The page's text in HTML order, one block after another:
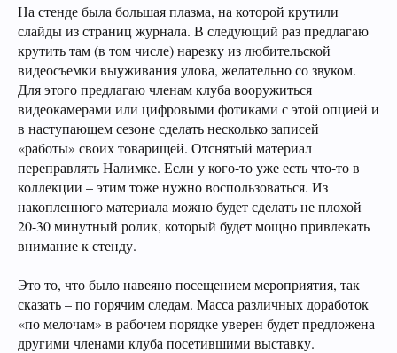
На стенде была большая плазма, на которой крутили
слайды из страниц журнала. В следующий раз предлагаю
крутить там (в том числе) нарезку из любительской
видеосъемки выуживания улова, желательно со звуком.
Для этого предлагаю членам клуба вооружиться
видеокамерами или цифровыми фотиками с этой опцией и
в наступающем сезоне сделать несколько записей
«работы» своих товарищей. Отснятый материал
переправлять Налимке. Если у кого-то уже есть что-то в
коллекции – этим тоже нужно воспользоваться. Из
накопленного материала можно будет сделать не плохой
20-30 минутный ролик, который будет мощно привлекать
внимание к стенду.
Это то, что было навеяно посещением мероприятия, так
сказать – по горячим следам. Масса различных доработок
«по мелочам» в рабочем порядке уверен будет предложена
другими членами клуба посетившими выставку.